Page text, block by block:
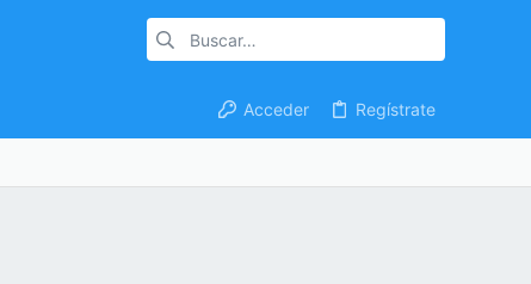
Acceder Regístrate